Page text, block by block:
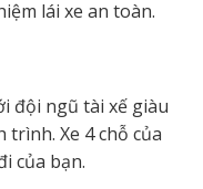
lái xe an toàn.
đội ngũ tài xế giàu
Xe 4 chỗ của
của bạn.